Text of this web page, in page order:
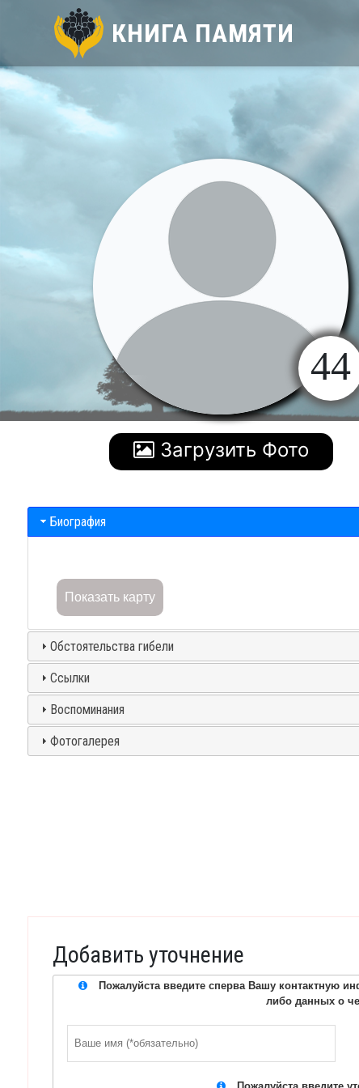
КНИГА ПАМЯТИ
44
Загрузить Фото
Биография
Показать карту
Обстоятельства гибели
Ссылки
Воспоминания
Фотогалерея
Добавить уточнение
Пожалуйста введите сперва Вашу контактную
либо данных о